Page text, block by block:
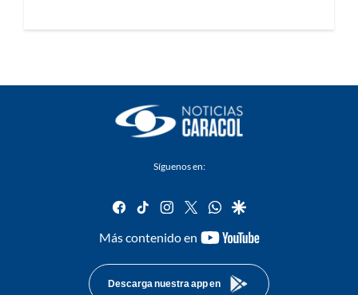
Síguenos en:
facebook
tiktok instagram
twitterwhatsapp
google
Más contenido en
youtube-
Descarga nuestra app en